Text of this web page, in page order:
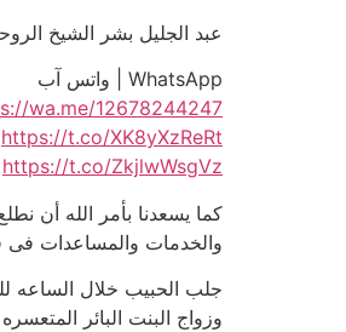
عبد الجليل بشر الشيخ الروحاني
WhatsApp | واتس آب
wa.me/12678244247
https://t.co/XK8yXzReRt
https://t.co/ZkjlwWsgVz
كما يسعدنا بأمر الله أن
والخدمات والمساعدات فى
جلب الحبيب خلال الساعه
وزواج البنت البائر